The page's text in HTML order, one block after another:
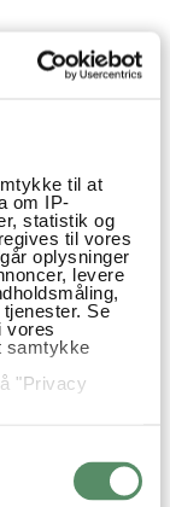
til at
om IP-
statistik og
til vores
oplysninger
levere
Se
vores
samtykke
"Privacy
din placering,
scanning af
Jeg arbejder i
er dejlig med
opfører
i august
det ikke
I bestilte.